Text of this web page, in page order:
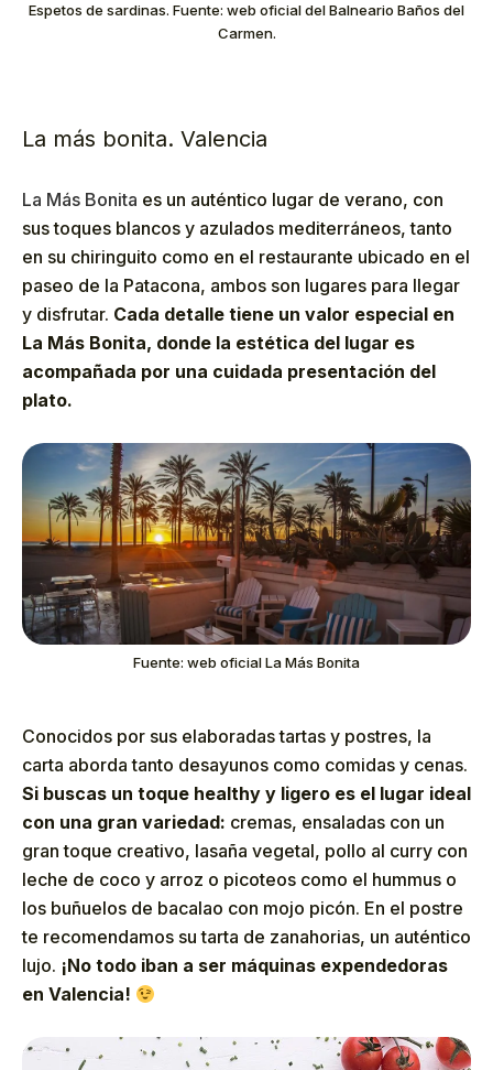
Espetos de sardinas. Fuente: web oficial del Balneario Baños del
Carmen.
La más bonita. Valencia
La Más Bonita es un auténtico lugar de verano, con
sus toques blancos y azulados mediterráneos, tanto
en su chiringuito como en el restaurante ubicado en el
paseo de la Patacona, ambos son lugares para llegar
y disfrutar. Cada detalle tiene un valor especial en
La Más Bonita, donde la estética del lugar es
acompañada por una cuidada presentación del
plato.
Fuente: web oficial La Más Bonita
Conocidos por sus elaboradas tartas y postres, la
carta aborda tanto desayunos como comidas y cenas.
Si buscas un toque healthy y ligero es el lugar ideal
con una gran variedad: cremas, ensaladas con un
gran toque creativo, lasaña vegetal, pollo al curry con
leche de coco y arroz o picoteos como el hummus o
los buñuelos de bacalao con mojo picón. En el postre
te recomendamos su tarta de zanahorias, un auténtico
lujo. ¡No todo iban a ser máquinas expendedoras
en Valencia!